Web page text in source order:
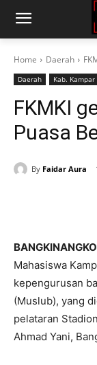
Home Daerah
Daerah Kab. Kampar
FKMKI
Puasa
By Faidar Aura
Mahasiswa
kepengurusan
(Muslub), yang
pelataran
Ahmad Yani,